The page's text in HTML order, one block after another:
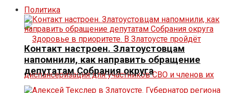
Политика
Контакт настроен. Златоустовцам
напомнили, как направить обращение
депутатам Собрания округа